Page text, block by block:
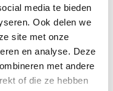
media te bieden
Ook delen we
site met onze
en analyse. Deze
met andere
of die ze hebben